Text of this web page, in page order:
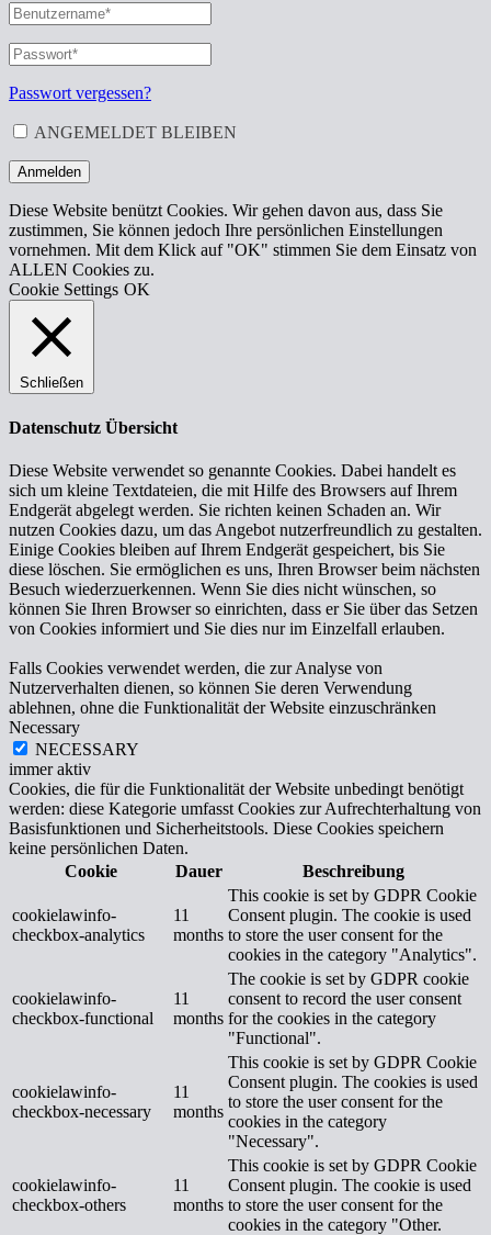
BENUTZERNAME
ODER
E-
MAIL-
ADRESSE*
ERFORDERLICH
PASSWORT
ERFORDERLICH
Passwort vergessen?
ANGEMELDET BLEIBEN
Anmelden
Diese Website benützt Cookies. Wir gehen davon aus, dass Sie
zustimmen, Sie können jedoch Ihre persönlichen Einstellungen
vornehmen. Mit dem Klick auf "OK" stimmen Sie dem Einsatz von
ALLEN Cookies zu.
Cookie Settings OK
Schließen
Datenschutz Übersicht
Diese Website verwendet so genannte Cookies. Dabei handelt es
sich um kleine Textdateien, die mit Hilfe des Browsers auf Ihrem
Endgerät abgelegt werden. Sie richten keinen Schaden an. Wir
nutzen Cookies dazu, um das Angebot nutzerfreundlich zu gestalten.
Einige Cookies bleiben auf Ihrem Endgerät gespeichert, bis Sie
diese löschen. Sie ermöglichen es uns, Ihren Browser beim nächsten
Besuch wiederzuerkennen. Wenn Sie dies nicht wünschen, so
können Sie Ihren Browser so einrichten, dass er Sie über das Setzen
von Cookies informiert und Sie dies nur im Einzelfall erlauben.
Falls Cookies verwendet werden, die zur Analyse von
Nutzerverhalten dienen, so können Sie deren Verwendung
ablehnen, ohne die Funktionalität der Website einzuschränken
Necessary
NECESSARY
immer aktiv
Cookies, die für die Funktionalität der Website unbedingt benötigt
werden: diese Kategorie umfasst Cookies zur Aufrechterhaltung von
Basisfunktionen und Sicherheitstools. Diese Cookies speichern
keine persönlichen Daten.
Cookie
Dauer Beschreibung
cookielawinfo-
checkbox-analytics
11
months
This cookie is set by GDPR Cookie
Consent plugin. The cookie is used
to store the user consent for the
cookies in the category "Analytics".
cookielawinfo-
checkbox-functional
11
months
The cookie is set by GDPR cookie
consent to record the user consent
for the cookies in the category
"Functional".
cookielawinfo-
checkbox-necessary
11
months
This cookie is set by GDPR Cookie
Consent plugin. The cookies is used
to store the user consent for the
cookies in the category
"Necessary".
cookielawinfo-
checkbox-others
11
months
This cookie is set by GDPR Cookie
Consent plugin. The cookie is used
to store the user consent for the
cookies in the category "Other.